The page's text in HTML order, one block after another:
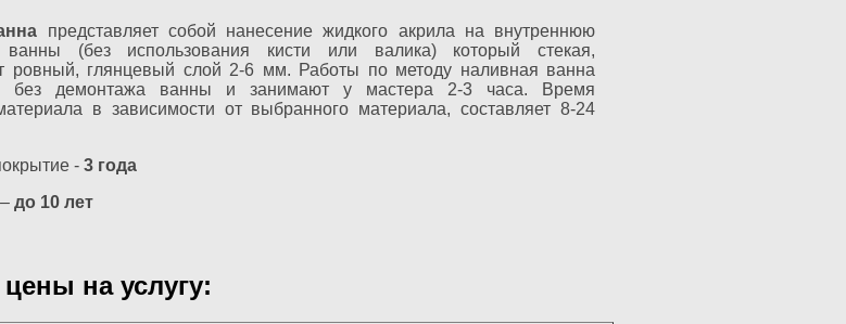
представляет собой нанесение жидкого акрила на внутреннюю
ванны (без использования кисти или валика) который стекая,
ровный, глянцевый слой 2-6 мм. Работы по методу наливная ванна
без демонтажа ванны и занимают у мастера 2-3 часа. Время
в зависимости от выбранного материала, составляет 8-24
- 3 года
до 10 лет
на услугу: